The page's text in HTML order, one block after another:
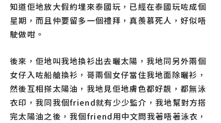
知道佢地放大假約埋來泰國玩，已經在泰國玩咗成個
星期，而且仲要留多一個禮拜，真羨慕死人，好似唔
駛做咁。
後來，佢地叫我地換衫出去曬太陽，我地同另外兩個
女仔入咗船艙換衫，哥兩個女仔當住我地面除曬衫，
然後互相搽太陽油，我地見佢地膚色都好靚，都無泳
衣印，我同我個friend就有少少監介，我地幫對方搭
完太陽油之後，我個friend用中文問我著唔著泳衣，